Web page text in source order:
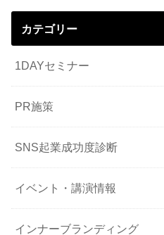
カテゴリー
1DAYセミナー
PR施策
SNS起業成功度診断
イベント・講演情報
インナーブランディング